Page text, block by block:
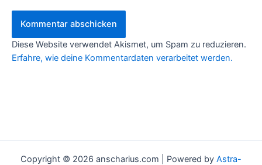
Diese Website verwendet Akismet, um Spam zu reduzieren.
Erfahre, wie deine Kommentardaten verarbeitet werden.
Copyright © 2026 anscharius.com | Powered by Astra-